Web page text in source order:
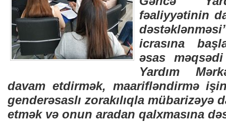
fəaliyyətinin
icrasına
əsas məqsədi
Yardım
davam etdirmək, maarifləndirmə
genderəsaslı zorakılıqla mübarizəyə
etmək və onun aradan qalxmasına